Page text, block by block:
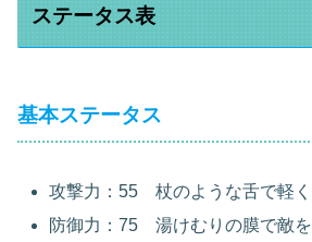
ステータス表
基本ステータス
攻撃力：55 杖のような舌で軽く
防御力：75 湯けむりの膜で敵